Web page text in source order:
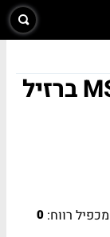
פרו-שיירס אולטרה MSCI ברזיל
מכפיל רווח: 0